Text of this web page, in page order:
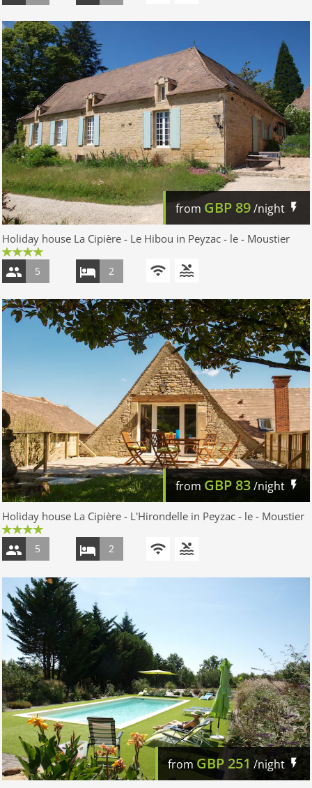
from GBP 89/night
Holiday house La Cipière - Le Hibou in Peyzac - le - Moustier
5 2
from GBP 83/night
Holiday house La Cipière - L'Hirondelle in Peyzac - le - Moustier
5 2
fromGBP 251/night